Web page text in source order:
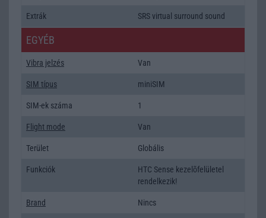
Extrák SRS virtual surround sound
EGYÉB
Vibra jelzés Van
SIM típus miniSIM
SIM-ek száma 1
Flight mode Van
Terület Globális
Funkciók
HTC Sense kezelõfelületel
rendelkezik!
Brand Nincs